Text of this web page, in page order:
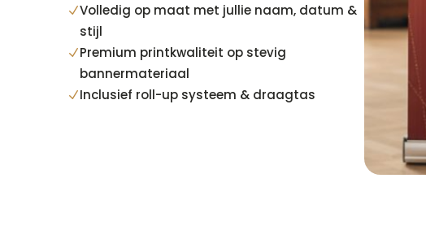
NVolledig op maat met jullie naam, datum &
stijl
NPremium printkwaliteit op stevig
bannermateriaal
NInclusief roll-up systeem & draagtas